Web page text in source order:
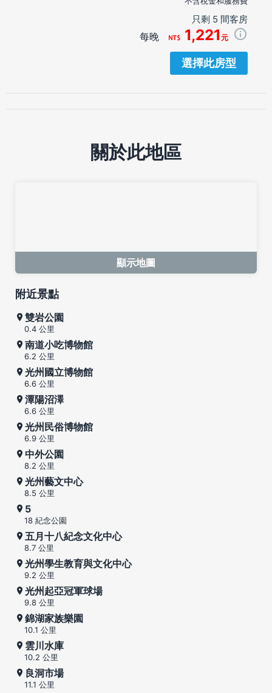
只剩 5 間客房
每晚 1,221 元
選擇此房型
關於此地區
顯示地圖
附近景點
雙岩公園
0.4 公里
南道小吃博物館
6.2 公里
光州國立博物館
6.6 公里
潭陽沼澤
6.6 公里
光州民俗博物館
6.9 公里
中外公園
8.2 公里
光州藝文中心
8.5 公里
5
18 紀念公園
五月十八紀念文化中心
8.7 公里
光州學生教育與文化中心
9.2 公里
光州起亞冠軍球場
9.8 公里
錦湖家族樂園
10.1 公里
雲川水庫
10.2 公里
良洞市場
11.1 公里